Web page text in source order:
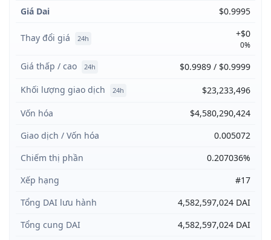
Giá Dai $0.9995
Thay đổi giá 24h +$0
0%
Giá thấp / cao 24h
$0.9989 / $0.9999
Khối lượng giao dịch
24h
$23,233,496
Vốn hóa
$4,580,290,424
Giao dịch / Vốn hóa
0.005072
Chiếm thị phần
0.207036%
Xếp hạng
#17
Tổng DAI lưu hành
4,582,597,024 DAI
Tổng cung DAI
4,582,597,024 DAI